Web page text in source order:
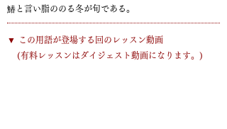
鰆と言い脂ののる冬が旬である。
​▼ この用語が登場する回のレッスン動画
​(有料レッスンはダイジェスト動画になります。)